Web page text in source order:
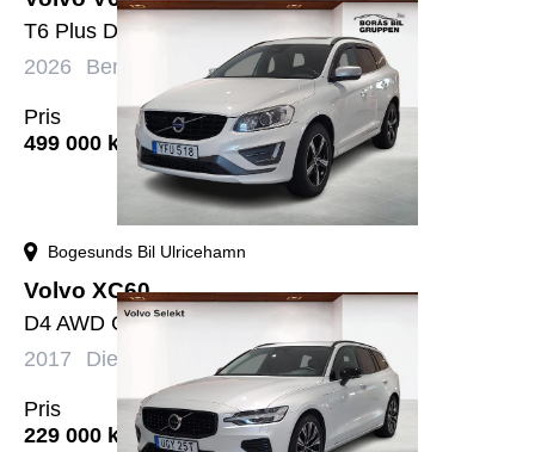
T6 Plus Dark Nordic Edition
2026
Bensin+El Automat 2138 mil
Pris
499 000 kr
Bogesunds Bil Ulricehamn
Volvo XC60
D4 AWD Classic R-Design
2017
Diesel Automat 15555 mil
Pris
229 000 kr